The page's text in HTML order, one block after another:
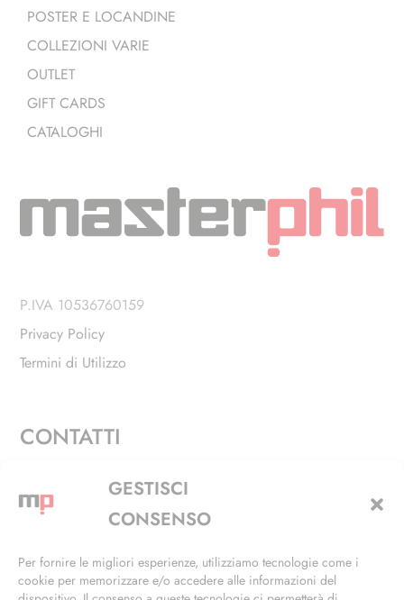
GESTISCI
CONSENSO
Per fornire le migliori esperienze, utilizziamo tecnologie come i
cookie per memorizzare e/o accedere alle informazioni del
POSTER E LOCANDINE
COLLEZIONI VARIE
OUTLET
GIFT CARDS
CATALOGHI
P.IVA 10536760159
Privacy Policy
Termini di Utilizzo
CONTATTI
Via Alfieri, 27 - Trezzano Sul Naviglio (MI)
+39 02 4846 3155
info@masterphil.it